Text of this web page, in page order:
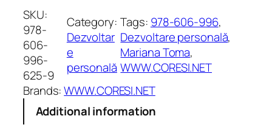
o
a
r
e
a
d
e
SKU:
978-
606-
996-
625-9
Category:
Dezvoltar
e
personală
Tags: 978-606-996
Dezvoltare personală
Mariana Toma
WWW.CORESI.NET
Brands:WWW.CORESI.NET
Additional information